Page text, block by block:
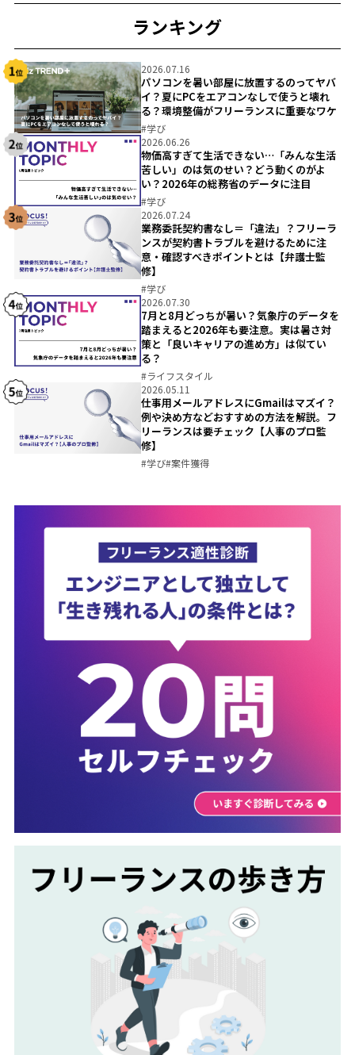
ランキング
2026.07.16
パソコンを暑い部屋に放置するのってヤバ
イ？夏にPCをエアコンなしで使うと壊れ
る？環境整備がフリーランスに重要なワケ
#学び
2026.06.26
物価高すぎて生活できない…「みんな生活
苦しい」のは気のせい？どう動くのがよ
い？2026年の総務省のデータに注目
#学び
2026.07.24
業務委託契約書なし＝「違法」？フリーラ
ンスが契約書トラブルを避けるために注
意・確認すべきポイントとは【弁護士監
修】
#学び
2026.07.30
7月と8月どっちが暑い？気象庁のデータを
踏まえると2026年も要注意。実は暑さ対
策と「良いキャリアの進め方」は似てい
る？
#ライフスタイル
2026.05.11
仕事用メールアドレスにGmailはマズイ？
例や決め方などおすすめの方法を解説。フ
リーランスは要チェック【人事のプロ監
修】
#学び#案件獲得